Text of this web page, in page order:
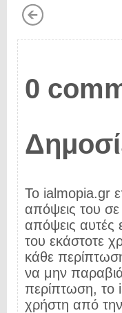
0
Το ialmopia.gr
απόψεις του σε
απόψεις αυτές
του εκάστοτε
κάθε
να μην
περίπτωση, το
χρήστη από